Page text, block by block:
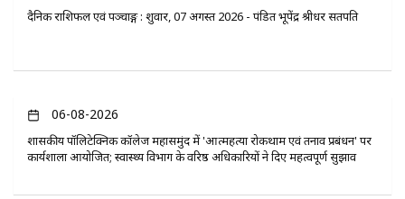
दैनिक राशिफल एवं पञ्चाङ्ग : शुक्रवार, 07 अगस्त 2026 - पंडित भूपेंद्र श्रीधर सतपति
06-08-2026
​शासकीय पॉलिटेक्निक कॉलेज महासमुंद में 'आत्महत्या रोकथाम एवं तनाव प्रबंधन' पर
कार्यशाला आयोजित; स्वास्थ्य विभाग के वरिष्ठ अधिकारियों ने दिए महत्वपूर्ण सुझाव